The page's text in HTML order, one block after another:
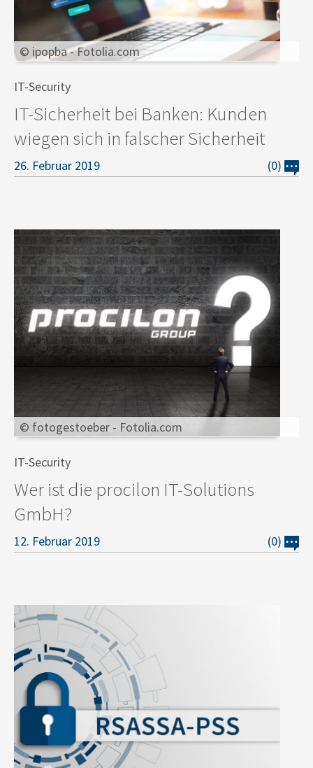
© ipopba - Fotolia.com
IT-Security
IT-Sicherheit bei Banken: Kunden
wiegen sich in falscher Sicherheit
26. Februar 2019 (0)
© fotogestoeber - Fotolia.com
IT-Security
Wer ist die procilon IT-Solutions
GmbH?
12. Februar 2019 (0)